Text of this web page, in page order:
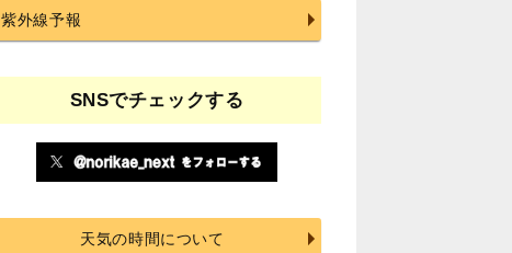
紫外線予報
SNSでチェックする
天気の時間について